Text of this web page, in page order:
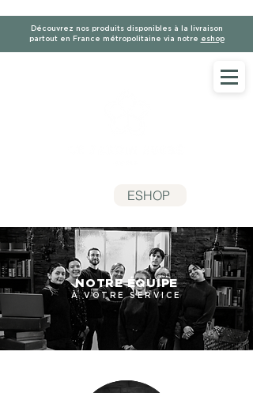
Découvrez nos produits disponibles à la livraison
partout en France métropolitaine via notre eshop
ESHOP
NOTRE ÉQUIPE
À VOTRE SERVICE